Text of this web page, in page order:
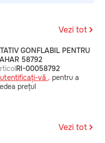
Vezi tot
GONFLABIL PENTRU
58792
RI-00058792
vă , pentru a
prețul
Vezi tot